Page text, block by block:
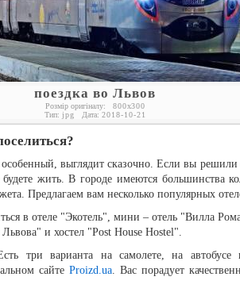
поездка во Львов
Розмір оригіналу: 800x300
Тип: jpg Дата: 2018-10-21
выглядит сказочно. Если вы решили
жить. В городе имеются большинства
Предлагаем вам несколько популярных
в отеле "Экотель", мини – отель "Вилла
и хостел "Post House Hostel".
три варианта на самолете, на
сайте Proizd.ua. Вас порадует